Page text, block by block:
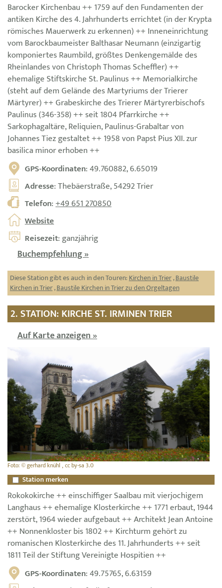
Barocker Kirchenbau ++ 1759 auf den Fundamenten der
antiken Kirche des 4. Jahrhunderts errichtet (in der Krypta
römisches Mauerwerk zu erkennen) ++ Inneneinrichtung
vom Barockbaumeister Balthasar Neumann (einzigartig
komponiertes Raumbild, größtes Denkengemälde des
Rheinlandes von Christoph Thomas Scheffler) ++
ehemalige Stiftskirche St. Paulinus ++ Memorialkirche
(steht auf dem Gelände des Martyriums der Trierer
Märtyrer) ++ Grabeskirche des Trierer Märtyrerbischofs
Paulinus (346-358) ++ seit 1804 Pfarrkirche ++
Sarkophagaltäre, Reliquien, Paulinus-Grabaltar von
Johannes Tiez gestaltet ++ 1958 von Papst Pius XII. zur
basilica minor erhoben ++
GPS-Koordinaten: 49.760882, 6.65019
Adresse: Thebäerstraße, 54292 Trier
Telefon:+49 651 270850
Website
Reisezeit: ganzjährig
Buchempfehlung »
Diese Station gibt es auch in den Touren:Kirchen in Trier,Baustile
Kirchen in Trier,Baustile Kirchen in Trier zu den Orgeltagen
2. STATION: KIRCHE ST. IRMINEN TRIER
Auf Karte anzeigen »
Foto: © gerhard knühl , cc by-sa 3.0
Station merken
Rokokokirche ++ einschiffiger Saalbau mit vierjochigem
Langhaus ++ ehemalige Klosterkirche ++ 1771 erbaut, 1944
zerstört, 1964 wieder aufgebaut ++ Architekt Jean Antoine
++ Nonnenkloster bis 1802 ++ Kirchturm gehört zu
romanischen Klosterkirche des 11. Jahrhunderts ++ seit
1811 Teil der Stiftung Vereinigte Hospitien ++
GPS-Koordinaten: 49.75765, 6.63159